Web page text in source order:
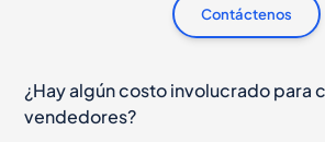
Contáctenos
¿Hay algún costo involucrado para
vendedores?